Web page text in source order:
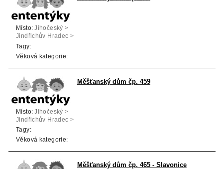
Místo: Jihočeský >
Jindřichův Hradec >
Slavonice
Tagy:
Věková kategorie:
Měšťanský dům čp. 459
Místo: Jihočeský >
Jindřichův Hradec >
Slavonice
Tagy:
Věková kategorie:
Měšťanský dům čp. 465 - Slavonice